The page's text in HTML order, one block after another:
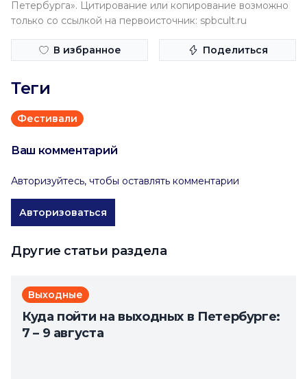
Петербурга». Цитирование или копирование возможно
только со ссылкой на первоисточник: spbcult.ru
В избранное Поделиться
Теги
Фестивали
Ваш комментарий
Авторизуйтесь, чтобы оставлять комментарии
Авторизоваться
Другие статьи раздела
Выходные
Куда пойти на выходных в Петербурге:
7 – 9 августа